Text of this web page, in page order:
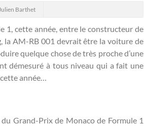
Barthet
1, cette année, entre le constructeur de
la AM-RB 001 devrait être la voiture de
quelque chose de très proche d’une
démesuré à tous niveau qui a fait une
année…
Grand-Prix de Monaco de Formule 1